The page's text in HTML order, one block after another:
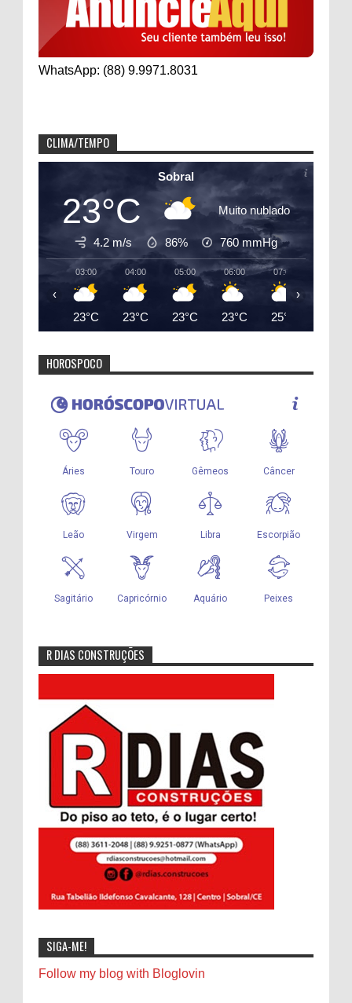
WhatsApp: (88) 9.9971.8031
CLIMA/TEMPO
Sobral
23°C Muito nublado
4.2 m/s 86% 760 mmHg
03:00
23°C
04:00
23°C
05:00
23°C
06:00
23°C
07:00
25°C
‹ ›
HOROSPOCO
R DIAS CONSTRUÇÕES
SIGA-ME!
Follow my blog with Bloglovin